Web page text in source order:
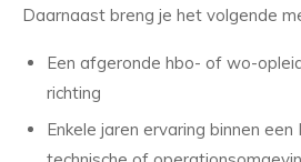
Daarnaast breng je het volgende
Een afgeronde hbo- of wo-
richting
Enkele jaren ervaring binnen een